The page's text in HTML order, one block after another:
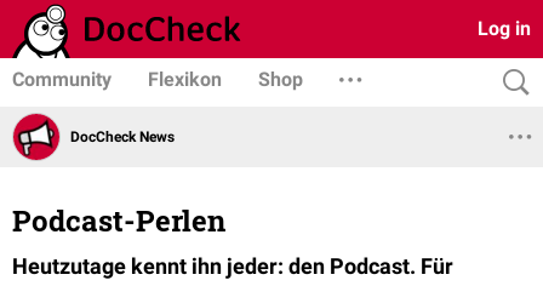
Log in
Community Flexikon Shop
DocCheck News
Podcast-Perlen
Heutzutage kennt ihn jeder: den Podcast. Für